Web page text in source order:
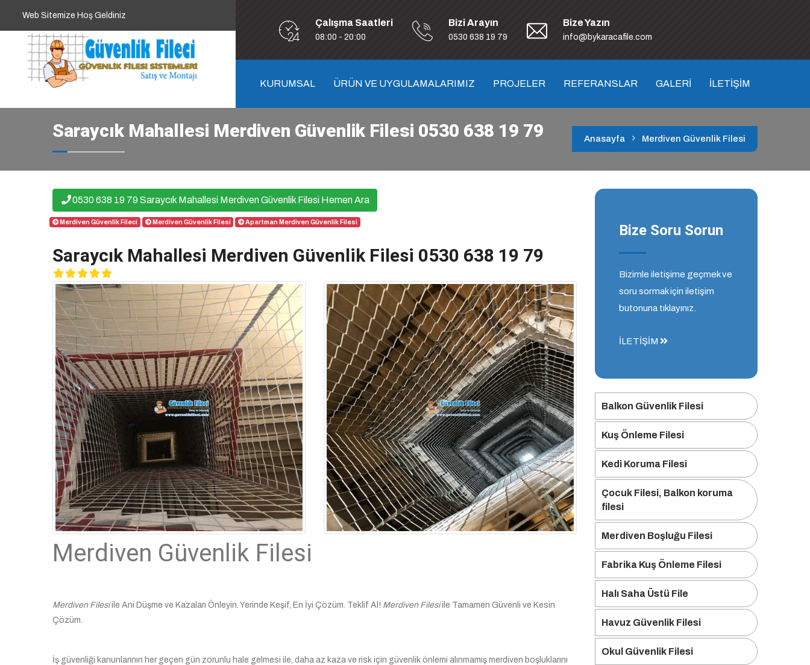
Web Sitemize Hoş Geldiniz
Çalışma Saatleri
08:00 - 20:00
Bizi Arayın
0530 638 19 79
Bize Yazın
info@bykaracafile.com
KURUMSAL ÜRÜN VE UYGULAMALARIMIZ PROJELER REFERANSLAR GALERİ İLETİŞİM
Saraycık Mahallesi Merdiven Güvenlik Filesi 0530 638 19 79 Anasayfa Merdiven Güvenlik Filesi
0530 638 19 79 Saraycık Mahallesi Merdiven Güvenlik Filesi Hemen Ara
Merdiven Güvenlik Fileci Merdiven Güvenlik Filesi Apartman Merdiven Güvenlik Filesi
Saraycık Mahallesi Merdiven Güvenlik Filesi 0530 638 19 79
Merdiven Güvenlik Filesi
Merdiven Filesiile Ani Düşme ve Kazaları Önleyin. Yerinde Keşif, En İyi Çözüm. Teklif Al! Merdiven Filesiile Tamamen Güvenli ve Kesin
Çözüm.
İş güvenliği kanunlarının her geçen gün zorunlu hale gelmesi ile, daha az kaza ve risk için güvenlik önlemi alınmamış merdiven boşluklarını
Bize Soru Sorun
Bizimle iletişime geçmek ve
soru sormak için iletişim
butonuna tıklayınız.
İLETİŞİM
Balkon Güvenlik Filesi
Kuş Önleme Filesi
Kedi Koruma Filesi
Çocuk Filesi, Balkon koruma
filesi
Merdiven Boşluğu Filesi
Fabrika Kuş Önleme Filesi
Halı Saha Üstü File
Havuz Güvenlik Filesi
Okul Güvenlik Filesi